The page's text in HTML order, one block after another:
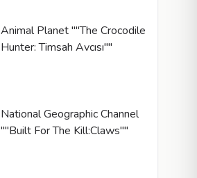
Animal Planet ""The Crocodile
Hunter: Timsah Avcısı""
National Geographic Channel
""Built For The Kill:Claws""